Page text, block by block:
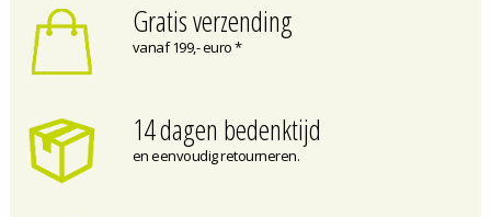
Gratis verzending
vanaf 199,- euro *
14 dagen bedenktijd
en eenvoudig retourneren.